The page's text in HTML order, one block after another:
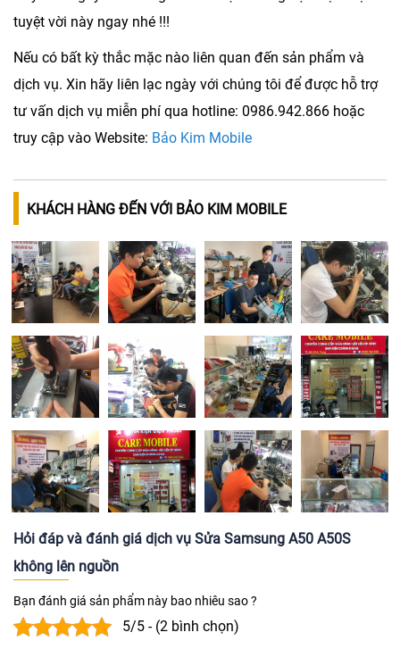
tuyệt vời này ngay nhé !!!
Nếu có bất kỳ thắc mặc nào liên quan đến sản phẩm và
dịch vụ. Xin hãy liên lạc ngày với chúng tôi để được hỗ trợ
tư vấn dịch vụ miễn phí qua hotline: 0986.942.866 hoặc
truy cập vào Website: Bảo Kim Mobile
KHÁCH HÀNG ĐẾN VỚI BẢO KIM MOBILE
Hỏi đáp và đánh giá dịch vụ Sửa Samsung A50 A50S
không lên nguồn
Bạn đánh giá sản phẩm này bao nhiêu sao ?
5/5 - (2 bình chọn)